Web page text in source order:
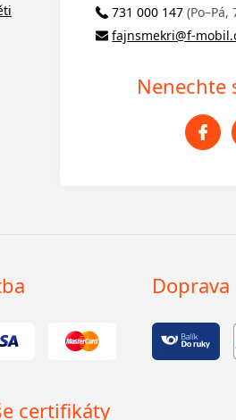
731 000 147 (Po–Pá,
fajnsmekri@f-
Nenechte
Doprava
certifikáty